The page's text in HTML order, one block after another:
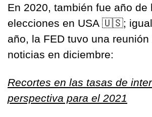
En 2020, también fue año de
elecciones en USA 🇺🇸;
año, la FED tuvo una
noticias en diciembre:
Recortes en las tasas de
perspectiva para el 2021